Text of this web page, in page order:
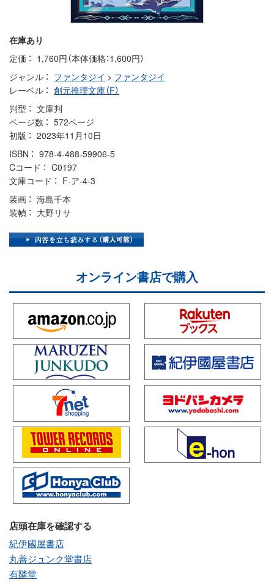
在庫あり
定価
1,760円（本体価格：1,600円）
ジャンル
ファンタジイ > ファンタジイ
レーベル
創元推理文庫（F）
判型
文庫判
ページ数
572ページ
初版
2023年11月10日
ISBN
978-4-488-59906-5
Cコード
C0197
文庫コード
F-ア-4-3
装画
海島千本
装幀
大野リサ
オンライン書店で購入
店頭在庫を確認する
紀伊國屋書店
丸善ジュンク堂書店
有隣堂